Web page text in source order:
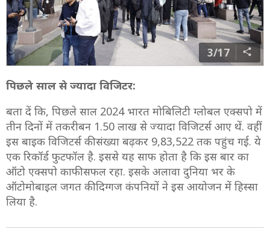
3/17
पिछले साल से ज्यादा विजिटर:
बता दें कि, पिछले साल 2024 भारत मोबिलिटी ग्लोबल एक्सपो में
तीन दिनों में तकरीबन 1.50 लाख से ज्यादा विजिटर्स आए थें. वहीं
इस बाइक विजिटर्स की संख्या बढ़कर 9,83,522 तक पहुंच गई. ये
एक रिकॉर्ड फुटफॉल है. इससे यह साफ होता है कि इस बार का
ऑटो एक्सपो काफी सफल रहा. इसके अलावा दुनिया भर के
ऑटोमोबाइल जगत की दिग्गज कंपनियों ने इस आयोजन में हिस्सा
लिया है.